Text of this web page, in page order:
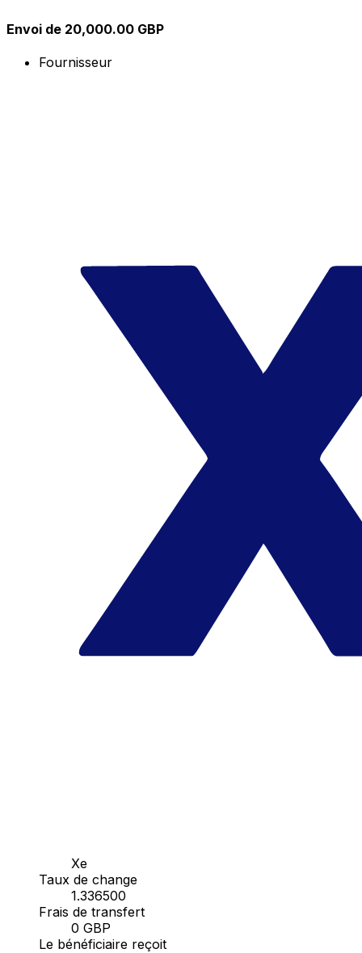
Envoi de 20,000.00 GBP
Fournisseur
Xe
Taux de change
1.336500
Frais de transfert
0 GBP
Le bénéficiaire reçoit